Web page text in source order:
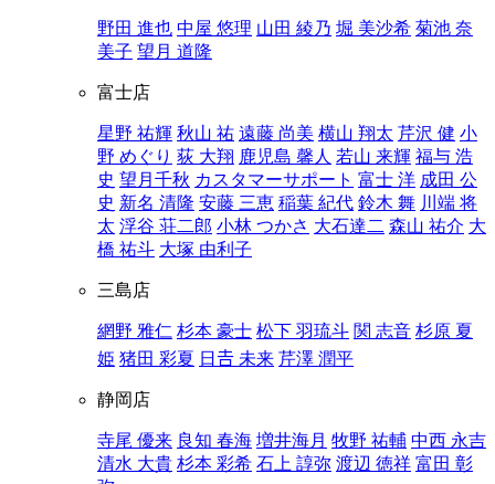
野田 進也 中屋 悠理 山田 綾乃 堀 美沙希 菊池 奈
美子 望月 道隆
富士店
星野 祐輝 秋山 祐 遠藤 尚美 横山 翔太 芹沢 健 小
野 めぐり 荻 大翔 鹿児島 馨人 若山 来輝 福与 浩
史 望月千秋 カスタマーサポート 富士 洋 成田 公
史 新名 清隆 安藤 三恵 稲葉 紀代 鈴木 舞 川端 将
太 浮谷 荘二郎 小林 つかさ 大石達二 森山 祐介 大
橋 祐斗 大塚 由利子
三島店
網野 雅仁 杉本 豪士 松下 羽琉斗 関 志音 杉原 夏
姫 猪田 彩夏 日𠮷 未来 芹澤 潤平
静岡店
寺尾 優来 良知 春海 増井海月 牧野 祐輔 中西 永吉
清水 大貴 杉本 彩希 石上 諄弥 渡辺 徳祥 富田 彰